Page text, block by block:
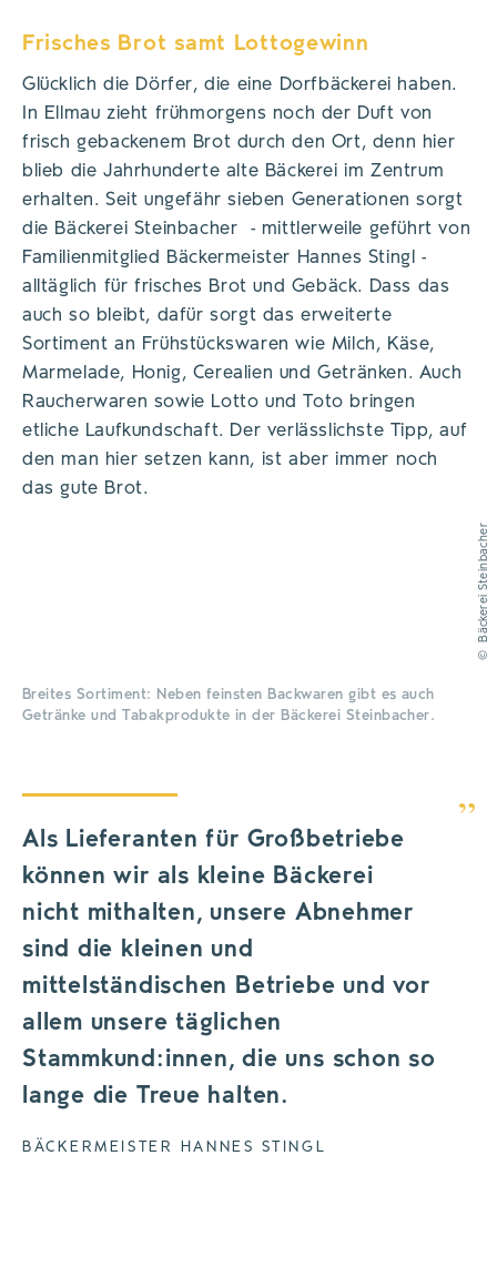
Frisches Brot samt Lottogewinn
Glücklich die Dörfer, die eine Dorfbäckerei haben.
In Ellmau zieht frühmorgens noch der Duft von
frisch gebackenem Brot durch den Ort, denn hier
blieb die Jahrhunderte alte Bäckerei im Zentrum
erhalten. Seit ungefähr sieben Generationen sorgt
die Bäckerei Steinbacher - mittlerweile geführt von
Familienmitglied Bäckermeister Hannes Stingl -
alltäglich für frisches Brot und Gebäck. Dass das
auch so bleibt, dafür sorgt das erweiterte
Sortiment an Frühstückswaren wie Milch, Käse,
Marmelade, Honig, Cerealien und Getränken. Auch
Raucherwaren sowie Lotto und Toto bringen
etliche Laufkundschaft. Der verlässlichste Tipp, auf
den man hier setzen kann, ist aber immer noch
das gute Brot.
©
Bäckerei Steinbacher
Breites Sortiment: Neben feinsten Backwaren gibt es auch
Getränke und Tabakprodukte in der Bäckerei Steinbacher.
Als Lieferanten für Großbetriebe
können wir als kleine Bäckerei
nicht mithalten, unsere Abnehmer
sind die kleinen und
mittelständischen Betriebe und vor
allem unsere täglichen
Stammkund:innen, die uns schon so
lange die Treue halten.
BÄCKERMEISTER HANNES STINGL